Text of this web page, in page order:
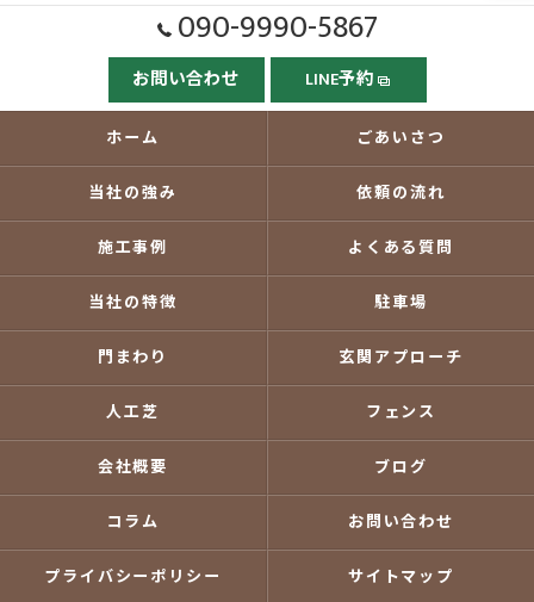
090-9990-5867
お問い合わせ LINE予約
ホーム ごあいさつ
当社の強み 依頼の流れ
施工事例 よくある質問
当社の特徴 駐車場
門まわり 玄関アプローチ
人工芝 フェンス
会社概要 ブログ
コラム お問い合わせ
プライバシーポリシー サイトマップ